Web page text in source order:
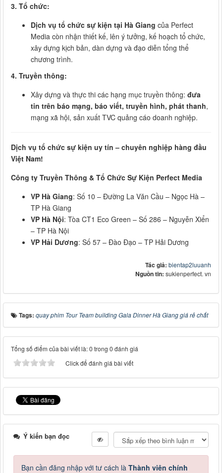
3. Tổ chức:
Dịch vụ tổ chức sự kiện tại Hà Giang của Perfect
Media còn nhận thiết kế, lên ý tưởng, kế hoạch tổ chức,
xây dựng kịch bản, dàn dựng và đạo diễn tổng thể
chương trình.
4. Truyền thông:
Xây dựng và thực thi các hạng mục truyền thông: đưa
tin trên báo mạng, báo viết, truyền hình, phát thanh,
mạng xã hội, sản xuất TVC quảng cáo doanh nghiệp.
Dịch vụ tổ chức sự kiện uy tín – chuyên nghiệp hàng đầu
Việt Nam!
Công ty Truyền Thông & Tổ Chức Sự Kiện Perfect Media
VP Hà Giang: Số 10 – Đường La Văn Cầu – Ngọc Hà –
TP Hà Giang
VP Hà Nội: Tòa CT1 Eco Green – Số 286 – Nguyễn Xiển
– TP Hà Nội
VP Hải Dương: Số 57 – Đào Đạo – TP Hải Dương
Tác giả: bientap2luuanh
Nguồn tin: sukienperfect. vn
Tags: quay phim Tour Team building Gala Dinner Hà Giang giá rẻ chất
Tổng số điểm của bài viết là: 0 trong 0 đánh giá
Click để đánh giá bài viết
Ý kiến bạn đọc
Bạn cần đăng nhập với tư cách là Thành viên chính